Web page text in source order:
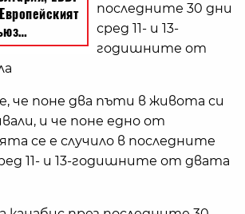
последните 30 дни
сред 11- и 13-
годишните от
че поне два пъти в живота си
и че поне едно от
се е случило в последните
11- и 13-годишните от двата